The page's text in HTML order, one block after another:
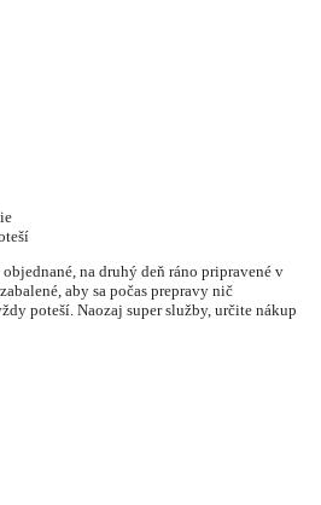
na druhý deň ráno pripravené v
aby sa počas prepravy nič
poteší. Naozaj super služby, určite nákup